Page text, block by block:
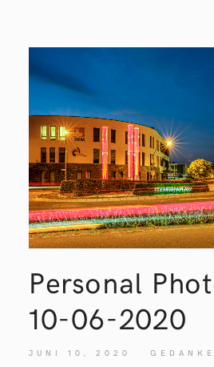
Personal
10-06-2020
JUNI 10, 2020